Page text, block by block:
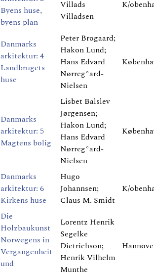
Byens huse,
byens plan
Villads
Villadsen
K/
Danmarks
arkitektur: 4
Landbrugets
huse
Peter Brogaard;
Hakon Lund;
Hans Edvard
Nørreg°ard-
Nielsen
Danmarks
arkitektur: 5
Magtens bolig
Lisbet Balslev
Jørgensen;
Hakon Lund;
Hans Edvard
Nørreg°ard-
Nielsen
Danmarks
arkitektur: 6
Kirkens huse
Hugo
Johannsen;
Claus M. Smidt
K/
Die
Holzbaukunst
Norwegens in
Vergangenheit
und
Lorentz Henrik
Segelke
Dietrichson;
Henrik Vilhelm